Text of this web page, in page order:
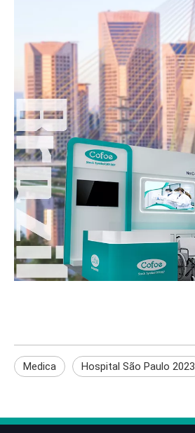
Medica Hospital São Paulo 2023